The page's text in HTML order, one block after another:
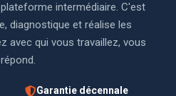
intermédiaire. C'est
diagnostique et réalise les
avec qui vous travaillez, vous
Garantie décennale